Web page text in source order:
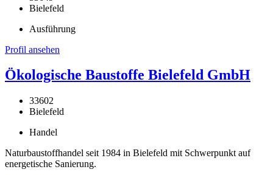
Bielefeld
Ausführung
Profil ansehen
Ökologische Baustoffe Bielefeld GmbH
33602
Bielefeld
Handel
Naturbaustoffhandel seit 1984 in Bielefeld mit Schwerpunkt auf
energetische Sanierung.